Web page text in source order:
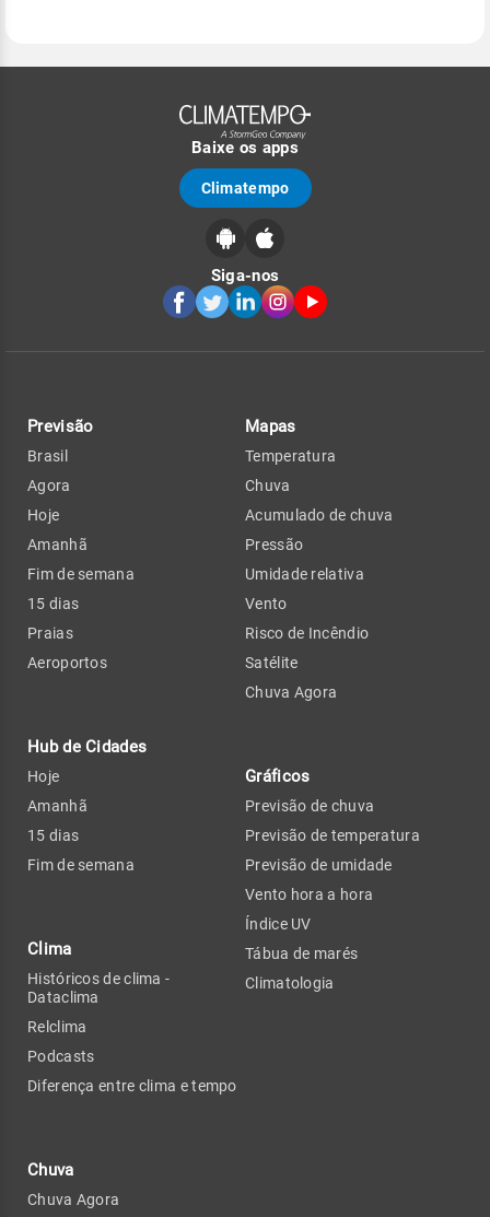
Baixe os apps
Climatempo
Siga-nos
Previsão
Brasil
Agora
Hoje
Amanhã
Fim de semana
15 dias
Praias
Aeroportos
Hub de Cidades
Hoje
Amanhã
15 dias
Fim de semana
Clima
Históricos de clima -
Dataclima
Relclima
Podcasts
Diferença entre clima e tempo
Chuva
Chuva Agora
Mapas
Temperatura
Chuva
Acumulado de chuva
Pressão
Umidade relativa
Vento
Risco de Incêndio
Satélite
Chuva Agora
Gráficos
Previsão de chuva
Previsão de temperatura
Previsão de umidade
Vento hora a hora
Índice UV
Tábua de marés
Climatologia